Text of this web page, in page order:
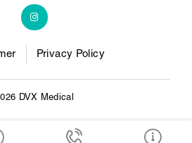
Privacy Policy
DVX Medical